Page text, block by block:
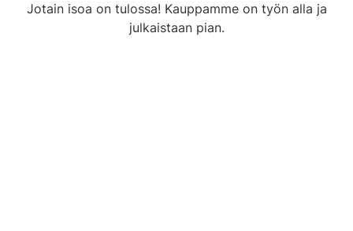
Jotain isoa on tulossa! Kauppamme on työn alla ja
julkaistaan pian.